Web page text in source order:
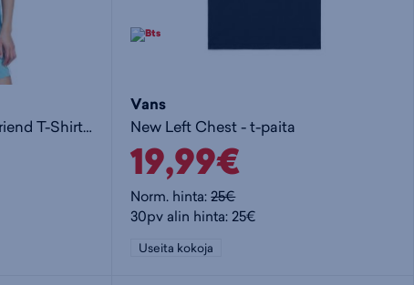
Essentials 3-Stripes Boyfriend T-Shirt W - naisten t-paita
Vans
New Left Chest - t-paita
19,99€
Norm. hinta:25€
30pv alin hinta: 25€
Useita kokoja